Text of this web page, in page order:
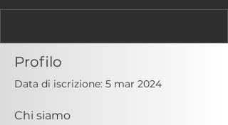
Profilo
Data di iscrizione: 5 mar 2024
Chi siamo